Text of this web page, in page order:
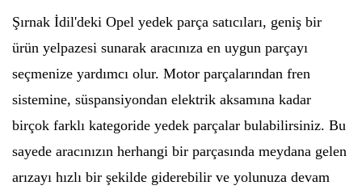
Şırnak İdil'deki Opel yedek parça satıcıları, geniş bir
ürün yelpazesi sunarak aracınıza en uygun parçayı
seçmenize yardımcı olur. Motor parçalarından fren
sistemine, süspansiyondan elektrik aksamına kadar
birçok farklı kategoride yedek parçalar bulabilirsiniz. Bu
sayede aracınızın herhangi bir parçasında meydana gelen
arızayı hızlı bir şekilde giderebilir ve yolunuza devam